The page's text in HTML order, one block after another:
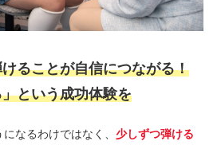
ることが自信につながる！
という成功体験を
なるわけではなく、少しずつ弾ける